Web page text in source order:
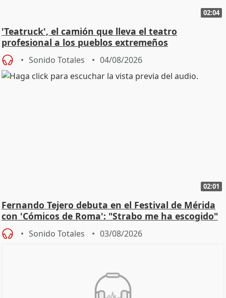
02:04
'Teatruck', el camión que lleva el teatro
profesional a los pueblos extremeños
Sonido Totales 04/08/2026
02:01
Fernando Tejero debuta en el Festival de Mérida
con 'Cómicos de Roma': "Strabo me ha escogido"
Sonido Totales 03/08/2026